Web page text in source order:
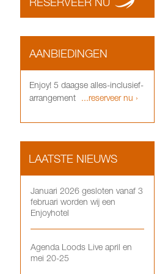
RESERVEER NU
AANBIEDINGEN
Enjoy! 5 daagse alles-inclusief-
arrangement
...reserveer nu ›
LAATSTE NIEUWS
Januari 2026 gesloten vanaf 3
februari worden wij een
Enjoyhotel
Agenda Loods Live april en
mei 20-25